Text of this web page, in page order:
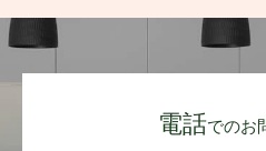
電話でのお